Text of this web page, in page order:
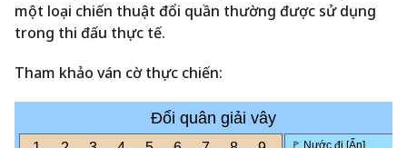
một loại chiến thuật đổi quần thường được sử dụng
trong thi đấu thực tế.
Tham khảo ván cờ thực chiến: